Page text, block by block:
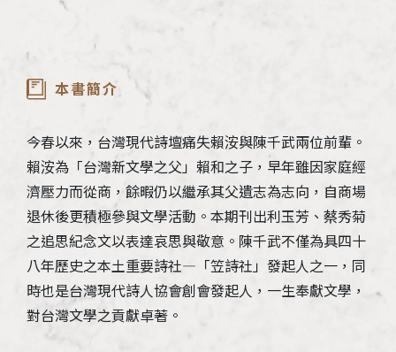
本書簡介
今春以來，台灣現代詩壇痛失賴洝與陳千武兩位前輩。
賴洝為「台灣新文學之父」賴和之子，早年雖因家庭經
濟壓力而從商，餘暇仍以繼承其父遺志為志向，自商場
退休後更積極參與文學活動。本期刊出利玉芳、蔡秀菊
之追思紀念文以表達哀思與敬意。陳千武不僅為具四十
八年歷史之本土重要詩社―「笠詩社」發起人之一，同
時也是台灣現代詩人協會創會發起人，一生奉獻文學，
對台灣文學之貢獻卓著。